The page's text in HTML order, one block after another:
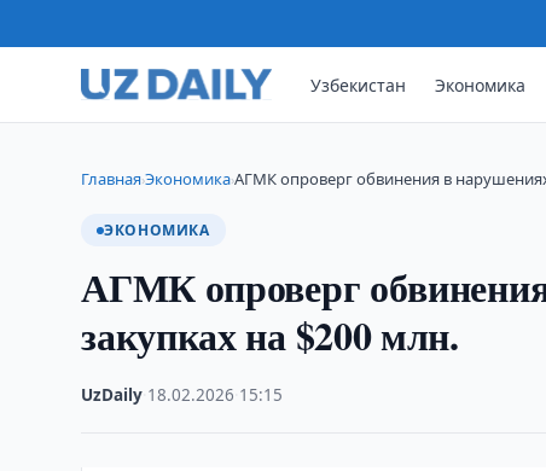
Узбекистан Экономика
Главная›Экономика›АГМК опроверг обвинения в
ЭКОНОМИКА
АГМК опроверг
закупках на $200 млн.
UzDaily 18.02.2026 15:15